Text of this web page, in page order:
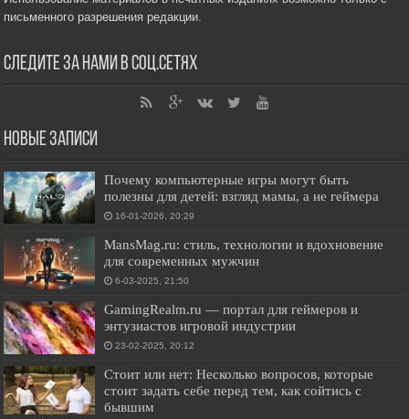
письменного разрешения редакции.
Следите за нами в соц.сетях
Новые записи
Почему компьютерные игры могут быть
полезны для детей: взгляд мамы, а не геймера
16-01-2026, 20:29
MansMag.ru: стиль, технологии и вдохновение
для современных мужчин
6-03-2025, 21:50
GamingRealm.ru — портал для геймеров и
энтузиастов игровой индустрии
23-02-2025, 20:12
Стоит или нет: Несколько вопросов, которые
стоит задать себе перед тем, как сойтись с
бывшим